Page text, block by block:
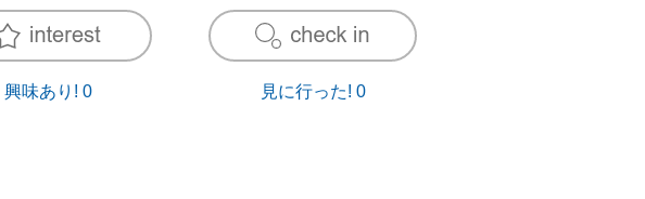
興味あり! 0 見に行った! 0